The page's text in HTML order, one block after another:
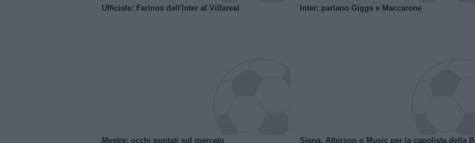
Ufficiale: Farinos dall'Inter al Villareal Inter: parlano Giggs e Maccarone
Mestre: occhi puntati sul mercato Siena, Athirson o Music per la capolista della B